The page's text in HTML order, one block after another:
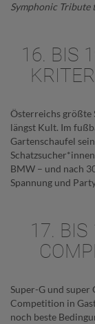
Symphonic Tribute
16. BIS
Österreichs größte
längst Kult. Im
Gartenschaufel
BMW – und nach
Spannung und
17. BIS
Super-G und super
Competition in
noch beste